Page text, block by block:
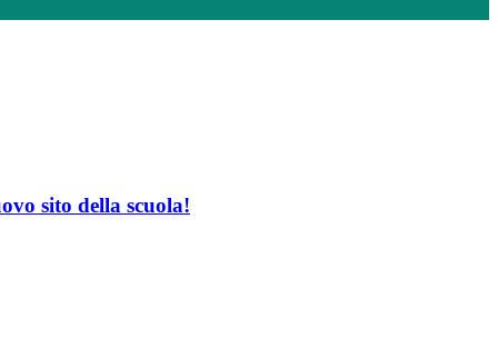
sito della scuola!